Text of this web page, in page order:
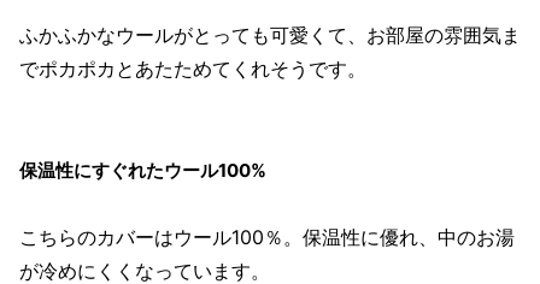
ふかふかなウールがとっても可愛くて、お部屋の雰囲気ま
でポカポカとあたためてくれそうです。
保温性にすぐれたウール100%
こちらのカバーはウール100％。保温性に優れ、中のお湯
が冷めにくくなっています。